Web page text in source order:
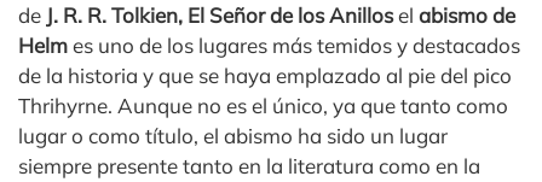
de J. R. R. Tolkien, El Señor de los Anillosel abismo de
Helmes uno de los lugares más temidos y destacados
de la historia y que se haya emplazado al pie del pico
Thrihyrne. Aunque no es el único, ya que tanto como
lugar o como título, el abismo ha sido un lugar
siempre presente tanto en la literatura como en la